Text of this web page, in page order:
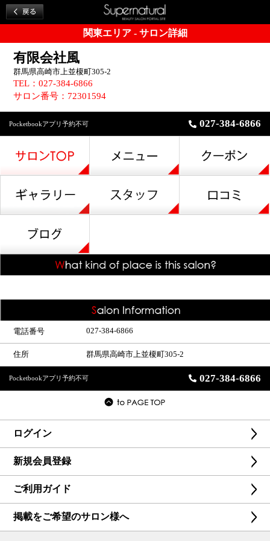
関東エリア - サロン詳細
有限会社風
群馬県高崎市上並榎町305-2
TEL：027-384-6866
サロン番号：72301594
Pocketbookアプリ予約不可 027-384-6866
電話番号 027-384-6866
住所 群馬県高崎市上並榎町305-2
Pocketbookアプリ予約不可 027-384-6866
ログイン
新規会員登録
ご利用ガイド
掲載をご希望のサロン様へ